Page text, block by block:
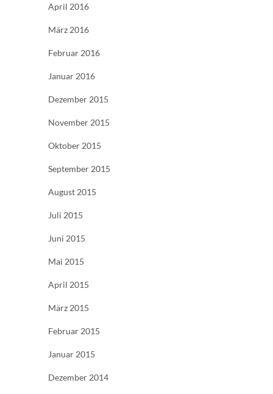
April 2016
März 2016
Februar 2016
Januar 2016
Dezember 2015
November 2015
Oktober 2015
September 2015
August 2015
Juli 2015
Juni 2015
Mai 2015
April 2015
März 2015
Februar 2015
Januar 2015
Dezember 2014